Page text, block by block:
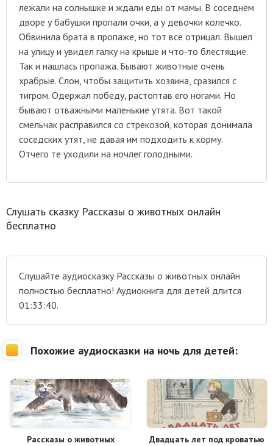
лежали на солнышке и ждали еды от мамы. В соседнем
дворе у бабушки пропали очки, а у девочки колечко.
Обвинила брата в пропаже, но тот все отрицал. Вышел
на улицу и увидел галку на крыше и что-то блестящие.
Так и нашлась пропажа. Бывают животные очень
храбрые. Слон, чтобы защитить хозяина, сразился с
тигром. Одержал победу, растоптав его ногами. Но
бывают отважными маленькие утята. Вот такой
смельчак расправился со стрекозой, которая донимала
соседских утят, не давая им подходить к корму.
Отчего те уходили на ночлег голодными.
Слушать сказку Рассказы о животных онлайн
бесплатно
Cлушайте аудиосказку Рассказы о животных онлайн
полностью бесплатно! Аудиокнига для детей длится
01:33:40.
Похожие аудиосказки на ночь для детей:
Рассказы о животных Двадцать лет под кроватью